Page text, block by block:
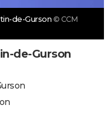
de-Gurson © CCM
de-Gurson